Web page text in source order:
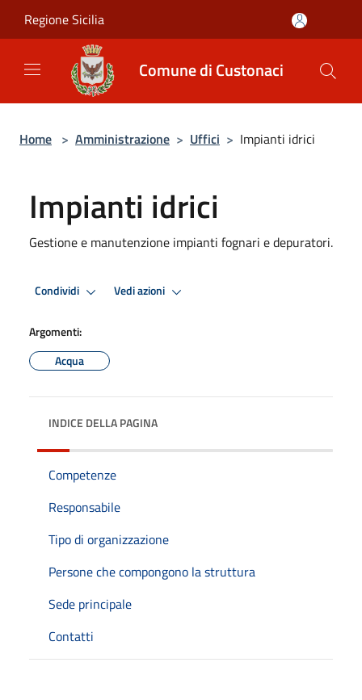
Regione Sicilia
Comune di Custonaci
Home > Amministrazione > Uffici > Impianti idrici
Impianti idrici
Gestione e manutenzione impianti fognari e depuratori.
Condividi Vedi azioni
Argomenti:
Acqua
INDICE DELLA PAGINA
Competenze
Responsabile
Tipo di organizzazione
Persone che compongono la struttura
Sede principale
Contatti